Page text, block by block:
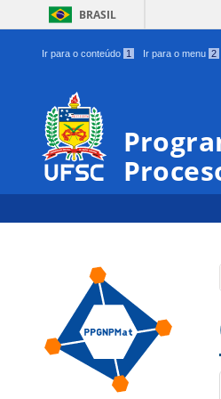
BRASIL
Ir para o conteúdo 1 Ir para o menu 2